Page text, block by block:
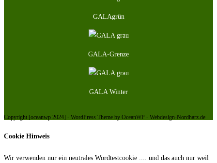
GALAgrün
GALA-Grenze
GALA Winter
Copyright [oceanwp 2024] - WordPress Theme by OceanWP - Webdesign-Nordharz.de
Cookie Hinweis
Wir verwenden nur ein neutrales Wordtestcookie .... und das auch nur weil